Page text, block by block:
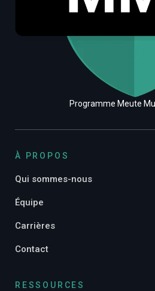
Programme Meute
À PROPOS
Qui sommes-nous
Équipe
Carrières
Contact
RESSOURCES